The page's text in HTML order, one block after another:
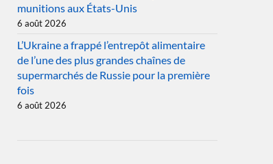
munitions aux États-Unis
6 août 2026
L’Ukraine a frappé l’entrepôt alimentaire
de l’une des plus grandes chaînes de
supermarchés de Russie pour la première
fois
6 août 2026